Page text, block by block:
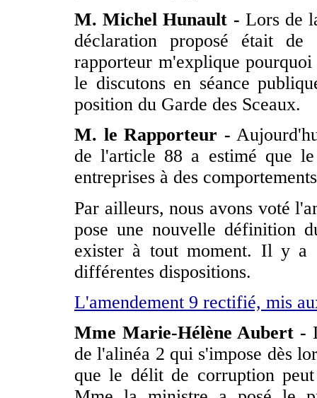
M. Michel Hunault - Lors de
déclaration proposé était
rapporteur m'explique
le discutons en séance
position du Garde des Sceaux.
M. le Rapporteur -
de l'article 88 a estimé que
entreprises à des
Par ailleurs, nous avons voté
pose une nouvelle définition
exister à tout moment. Il y a
différentes dispositions.
L'amendement 9 rectifié, mis
Mme Marie-Hélène Aubert -
de l'alinéa 2 qui s'impose dès
que le délit de corruption